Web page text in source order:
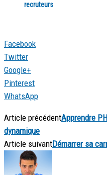
recruteurs
Facebook
Twitter
Google+
Pinterest
WhatsApp
Article précédentApprendre
dynamique
Article suivantDémarrer sa